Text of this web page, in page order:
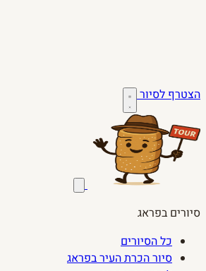
הצטרף לסיור
סיורים בפראג
כל הסיורים
סיור הכרת העיר בפראג